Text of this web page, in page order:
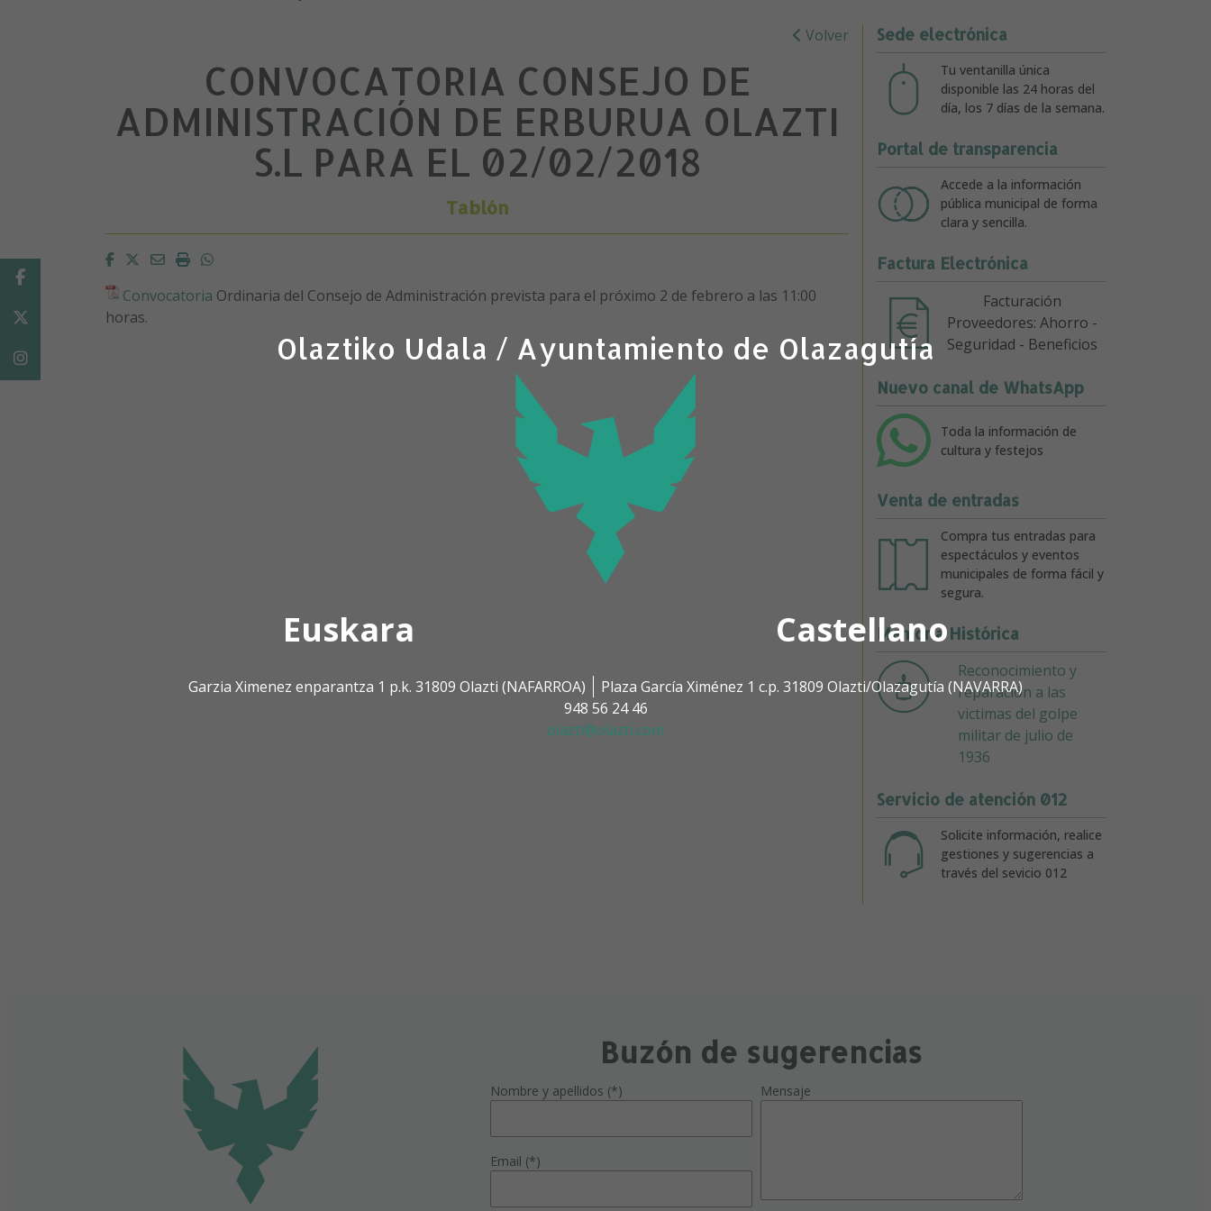
Olaztiko Udala / Ayuntamiento de Olazagutía
Euskara Castellano
Garzia Ximenez enparantza 1 p.k. 31809 Olazti (NAFARROA)
Plaza García Ximénez 1 c.p. 31809 Olazti/Olazagutía (NAVARRA)
948 56 24 46
olazti@olazti.com
Volver
CONVOCATORIA CONSEJO DE
ADMINISTRACIÓN DE ERBURUA OLAZTI
S.L PARA EL 02/02/2018
Tablón
Facebook
Twitter
EmailImprimirWhatsapp
Convocatoria Ordinaria del Consejo de Administración prevista para el próximo 2 de febrero a las 11:00
horas.
Sede electrónica
Tu ventanilla única
disponible las 24 horas del
día, los 7 días de la semana.
Portal de transparencia
Accede a la información
pública municipal de forma
clara y sencilla.
Factura Electrónica
Facturación
Proveedores: Ahorro -
Seguridad - Beneficios
Nuevo canal de WhatsApp
Toda la información de
cultura y festejos
Venta de entradas
Compra tus entradas para
espectáculos y eventos
municipales de forma fácil y
segura.
Memoria Histórica
Reconocimiento y
reparación a las
victimas del golpe
militar de julio de
1936
Servicio de atención 012
Solicite información, realice
gestiones y sugerencias a
través del sevicio 012
Facebook
Instagram
Buzón de sugerencias
Nombre y apellidos (*)
Email (*)
Mensaje